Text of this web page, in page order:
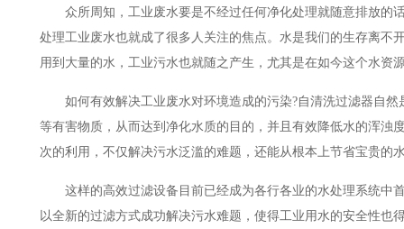
众所周知，工业废水要是不经过任何净化处理就随意排放的
处理工业废水也就成了很多人关注的焦点。水是我们的生存离不
用到大量的水，工业污水也就随之产生，尤其是在如今这个水资
如何有效解决工业废水对环境造成的污染?自清洗过滤器自然
等有害物质，从而达到净化水质的目的，并且有效降低水的浑浊
次的利用，不仅解决污水泛滥的难题，还能从根本上节省宝贵的
这样的高效过滤设备目前已经成为各行各业的水处理系统中
以全新的过滤方式成功解决污水难题，使得工业用水的安全性